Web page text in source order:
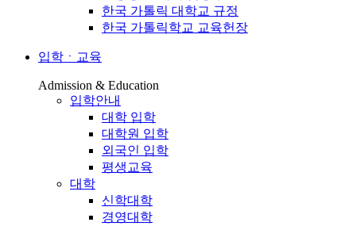
한국 가톨릭 대학교 규정
한국 가톨릭학교 교육헌장
입학ㆍ교육
Admission & Education
입학안내
대학 입학
대학원 입학
외국인 입학
평생교육
대학
신학대학
경영대학